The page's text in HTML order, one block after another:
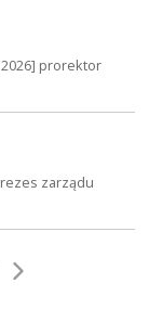
prorektor
zarządu